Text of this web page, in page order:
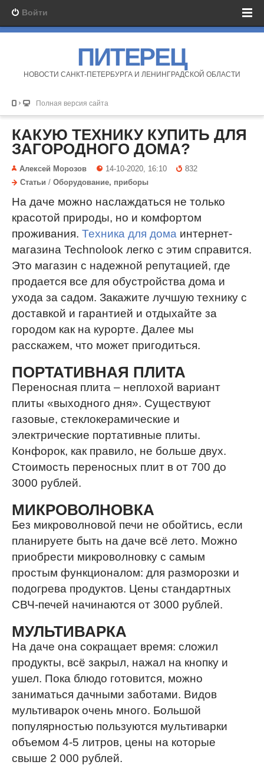
Войти
ПИТЕРЕЦ
НОВОСТИ САНКТ-ПЕТЕРБУРГА И ЛЕНИНГРАДСКОЙ ОБЛАСТИ
Полная версия сайта
КАКУЮ ТЕХНИКУ КУПИТЬ ДЛЯ
ЗАГОРОДНОГО ДОМА?
Алексей Морозов 14-10-2020, 16:10
832
Статьи / Оборудование, приборы
На даче можно наслаждаться не только
красотой природы, но и комфортом
проживания. Техника для дома интернет-
магазина Technolook легко с этим справится.
Это магазин с надежной репутацией, где
продается все для обустройства дома и
ухода за садом. Закажите лучшую технику с
доставкой и гарантией и отдыхайте за
городом как на курорте. Далее мы
расскажем, что может пригодиться.
ПОРТАТИВНАЯ ПЛИТА
Переносная плита – неплохой вариант
плиты «выходного дня». Существуют
газовые, стеклокерамические и
электрические портативные плиты.
Конфорок, как правило, не больше двух.
Стоимость переносных плит в от 700 до
3000 рублей.
МИКРОВОЛНОВКА
Без микроволновой печи не обойтись, если
планируете быть на даче всё лето. Можно
приобрести микроволновку с самым
простым функционалом: для разморозки и
подогрева продуктов. Цены стандартных
СВЧ-печей начинаются от 3000 рублей.
МУЛЬТИВАРКА
На даче она сокращает время: сложил
продукты, всё закрыл, нажал на кнопку и
ушел. Пока блюдо готовится, можно
заниматься дачными заботами. Видов
мультиварок очень много. Большой
популярностью пользуются мультиварки
объемом 4-5 литров, цены на которые
свыше 2 000 рублей.